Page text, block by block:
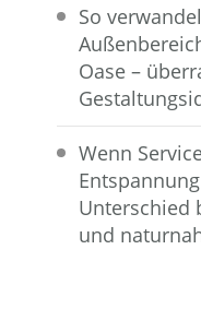
So
Oase –
Wenn
Unterschied
und